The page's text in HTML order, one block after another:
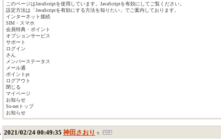
このページはJavaScriptを使用しています。JavaScriptを有効にしてご覧ください。
設定方法は「JavaScriptを有効にする方法を知りたい」でご案内しております。
インターネット接続
SIM・スマホ
会員特典・ポイント
オプションサービス
サポート
ログイン
さん
メンバーステータス
メール通
ポイントpt
ログアウト
閉じる
マイページ
お知らせ
So-netトップ
お知らせ
2021/02/24 00:49:35 神田さおり